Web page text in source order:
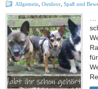
Allgemein Outdoor Spaß und